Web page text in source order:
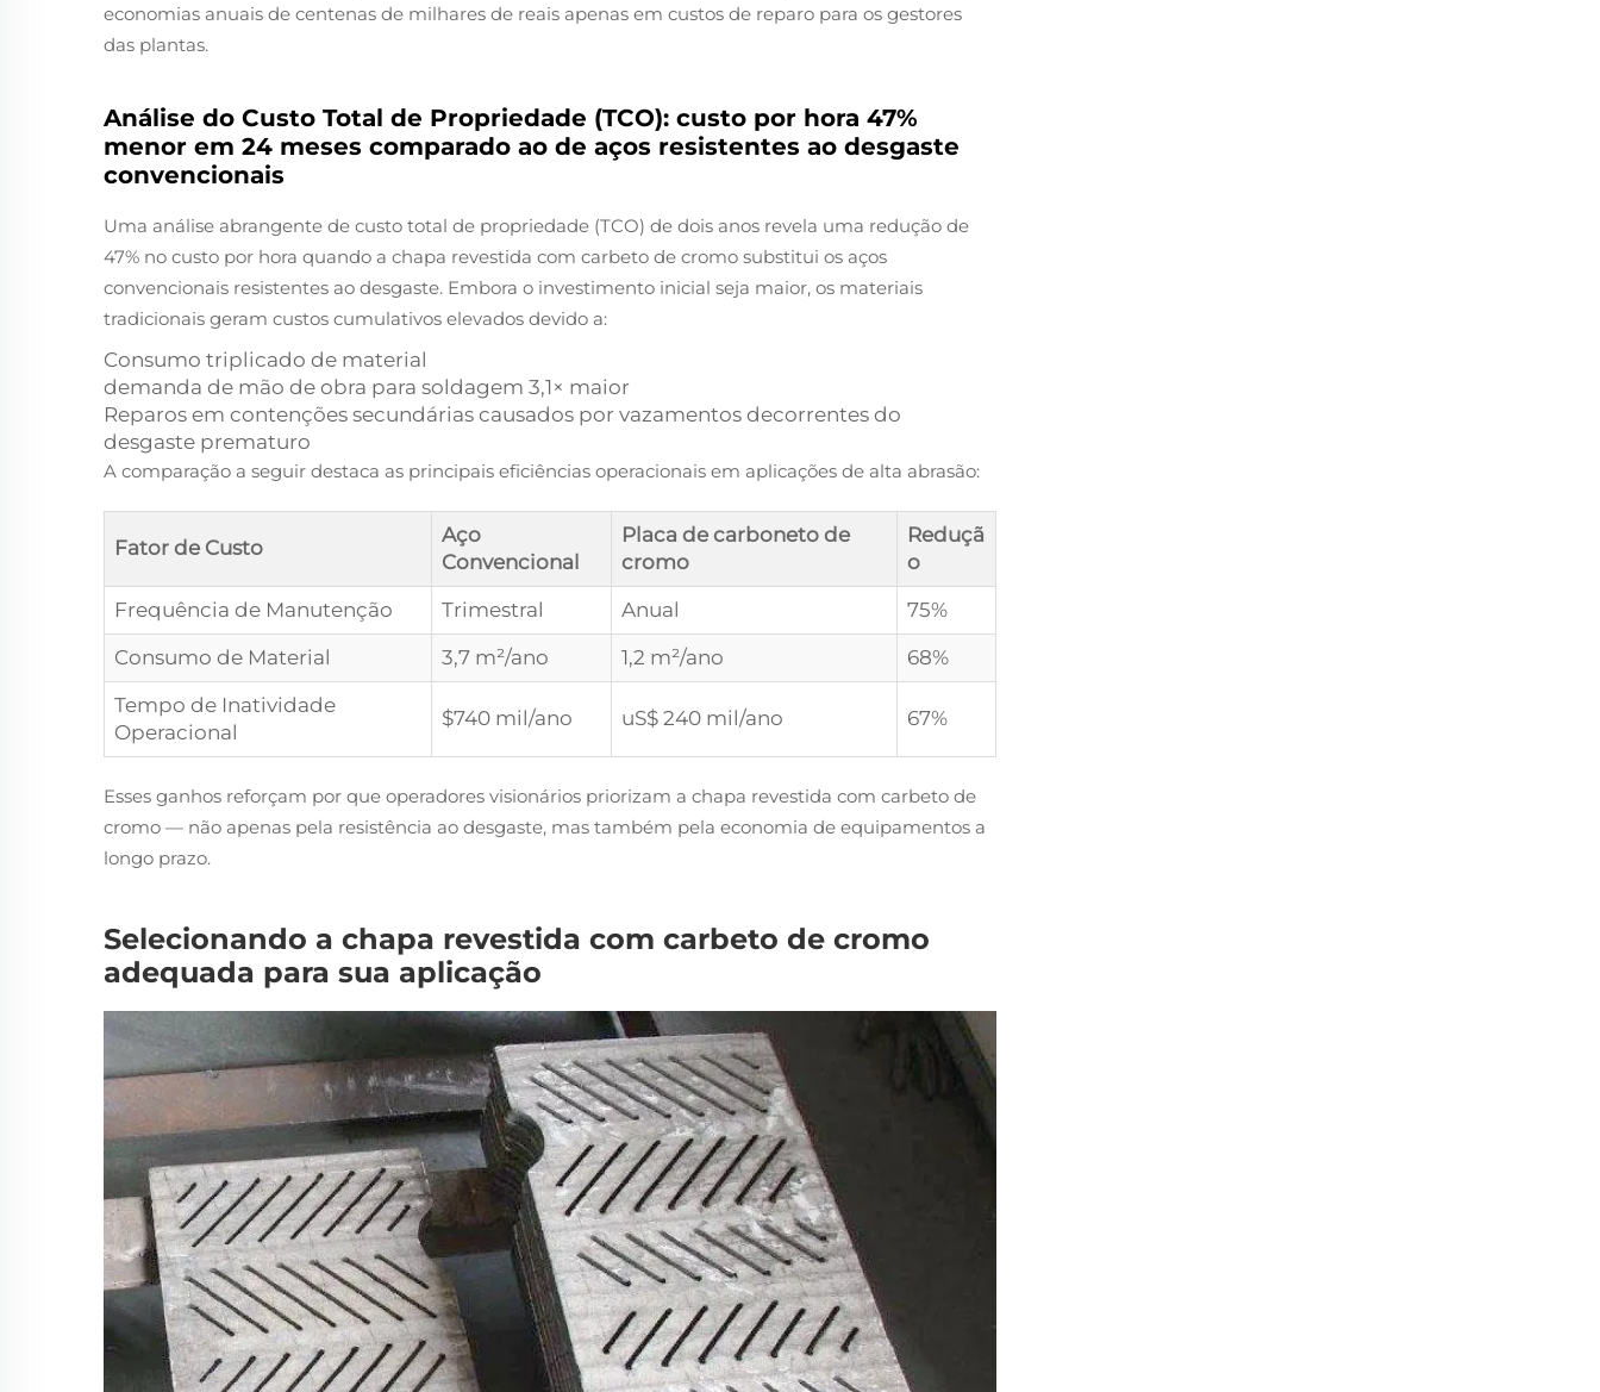
economias anuais de centenas de milhares de reais apenas em custos de reparo para os gestores
das plantas.
Análise do Custo Total de Propriedade (TCO): custo por hora 47%
menor em 24 meses comparado ao de aços resistentes ao desgaste
convencionais
Uma análise abrangente de custo total de propriedade (TCO) de dois anos revela uma redução de
47% no custo por hora quando a chapa revestida com carbeto de cromo substitui os aços
convencionais resistentes ao desgaste. Embora o investimento inicial seja maior, os materiais
tradicionais geram custos cumulativos elevados devido a:
Consumo triplicado de material
demanda de mão de obra para soldagem 3,1× maior
Reparos em contenções secundárias causados por vazamentos decorrentes do
desgaste prematuro
A comparação a seguir destaca as principais eficiências operacionais em aplicações de alta abrasão:
Fator de Custo
Aço
Convencional
Placa de carboneto de
cromo
Reduçã
o
Frequência de Manutenção
Trimestral Anual
75%
Consumo de Material
3,7 m²/ano 1,2 m²/ano
68%
Tempo de Inatividade
Operacional
$740 mil/ano uS$ 240 mil/ano 67%
Esses ganhos reforçam por que operadores visionários priorizam a chapa revestida com carbeto de
cromo — não apenas pela resistência ao desgaste, mas também pela economia de equipamentos a
longo prazo.
Selecionando a chapa revestida com carbeto de cromo
adequada para sua aplicação